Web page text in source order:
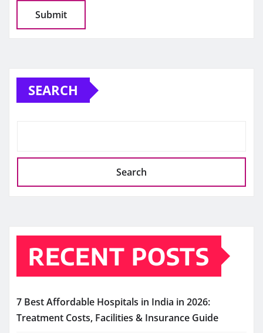
SEARCH
Search
RECENT POSTS
7 Best Affordable Hospitals in India in 2026:
Treatment Costs, Facilities & Insurance Guide